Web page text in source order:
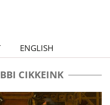
ENGLISH
CIKKEINK